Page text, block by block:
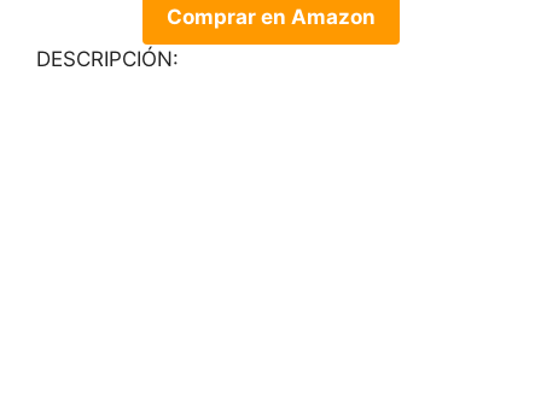
Comprar en Amazon
DESCRIPCIÓN: